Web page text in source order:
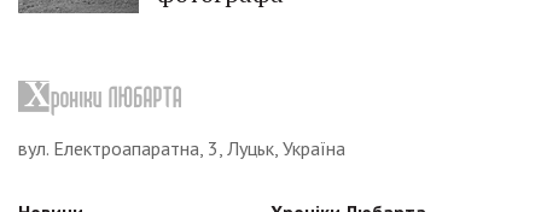
вул. Електроапаратна, 3, Луцьк, Україна